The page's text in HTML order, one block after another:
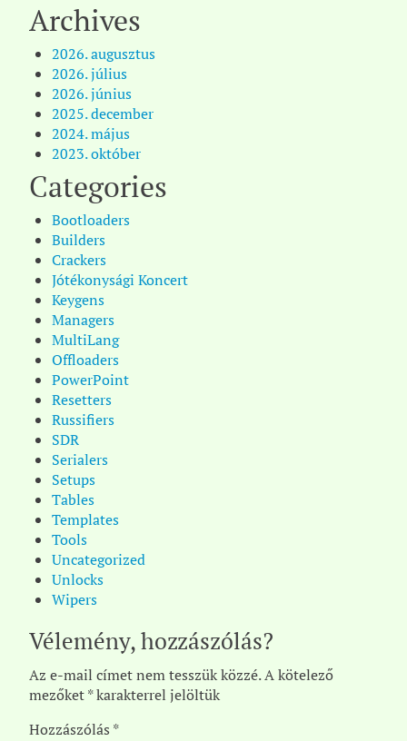
Archives
2026. augusztus
2026. július
2026. június
2025. december
2024. május
2023. október
Categories
Bootloaders
Builders
Crackers
Jótékonysági Koncert
Keygens
Managers
MultiLang
Offloaders
PowerPoint
Resetters
Russifiers
SDR
Serialers
Setups
Tables
Templates
Tools
Uncategorized
Unlocks
Wipers
Vélemény, hozzászólás?
Az e-mail címet nem tesszük közzé.A kötelező
mezőket*karakterrel jelöltük
Hozzászólás *